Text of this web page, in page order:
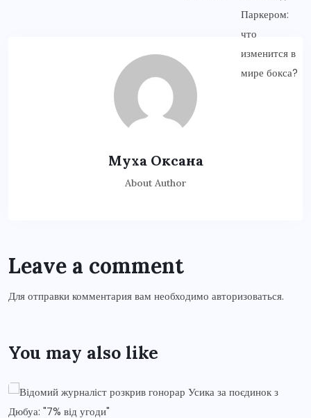
Муха Оксана
About Author
Leave a comment
Для отправки комментария вам необходимо авторизоваться.
You may also like